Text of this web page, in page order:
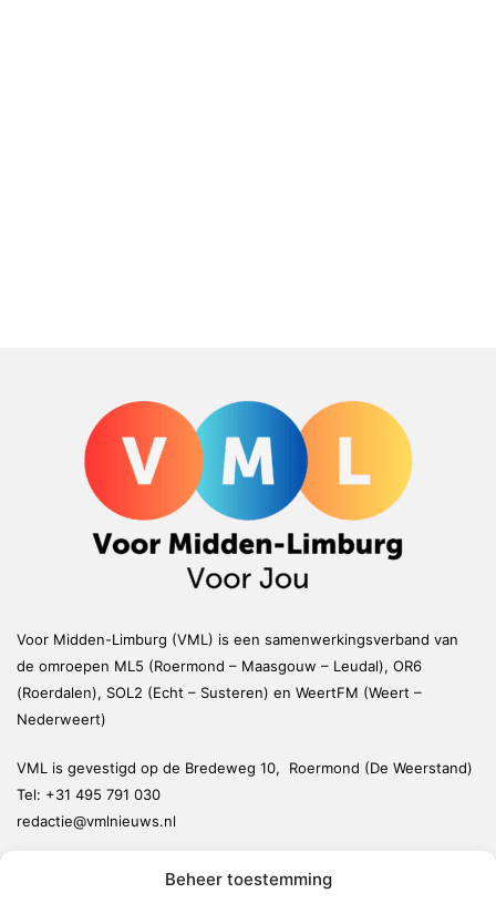
Beheer toestemming
Voor Midden-Limburg (VML) is een samenwerkingsverband van
de omroepen ML5 (Roermond – Maasgouw – Leudal), OR6
(Roerdalen), SOL2 (Echt – Susteren) en WeertFM (Weert –
Nederweert)
VML is gevestigd op de Bredeweg 10, Roermond (De Weerstand)
Tel: +31 495 791 030
redactie@vmlnieuws.nl